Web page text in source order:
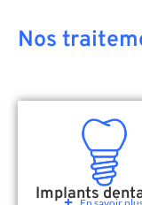
Nos
Implants